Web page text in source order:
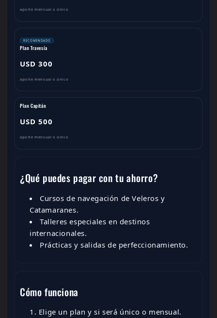
aporte mensual o único
RECOMENDADO
Plan Travesía
USD 300
aporte mensual o único
Plan Capitán
USD 500
aporte mensual o único
¿Qué puedes pagar con tu ahorro?
Cursos de navegación de Veleros y
Catamaranes.
Talleres especiales en destinos
internacionales.
Prácticas y salidas de perfeccionamiento.
Cómo funciona
Elige un plan y si será único o mensual.